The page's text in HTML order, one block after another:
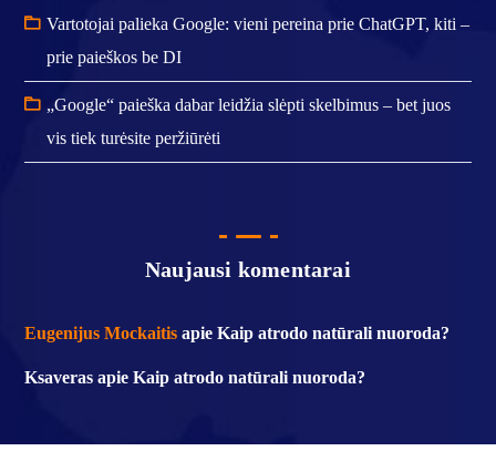
Vartotojai palieka Google: vieni pereina prie ChatGPT, kiti –
prie paieškos be DI
„Google“ paieška dabar leidžia slėpti skelbimus – bet juos
vis tiek turėsite peržiūrėti
Naujausi komentarai
Eugenijus Mockaitis apieKaip atrodo natūrali nuoroda?
Ksaveras apieKaip atrodo natūrali nuoroda?